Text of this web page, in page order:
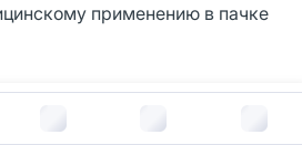
за
применению в пачке